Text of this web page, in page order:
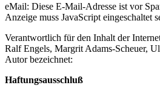
eMail: Diese E-Mail-Adresse ist vor
Anzeige muss JavaScript eingeschaltet
Verantwortlich für den Inhalt der
Ralf Engels, Margrit Adams-Scheuer,
Autor bezeichnet:
Haftungsausschluß